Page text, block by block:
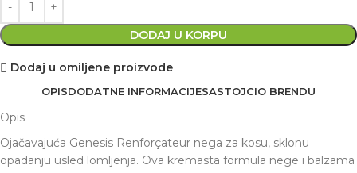
DODAJ U KORPU
Dodaj u omiljene proizvode
OPISDODATNE INFORMACIJESASTOJCIO BRENDU
Opis
Ojačavajuća Genesis Renforçateur nega za kosu, sklonu
opadanju usled lomljenja. Ova kremasta formula nege i balzama